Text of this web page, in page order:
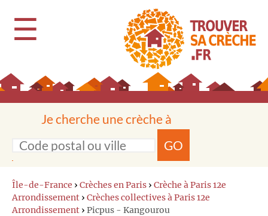
☰
Je cherche une crèche à
GO
Île-de-France › Crèches en Paris › Crèche à Paris 12e
Arrondissement › Crèches collectives à Paris 12e
Arrondissement › Picpus - Kangourou